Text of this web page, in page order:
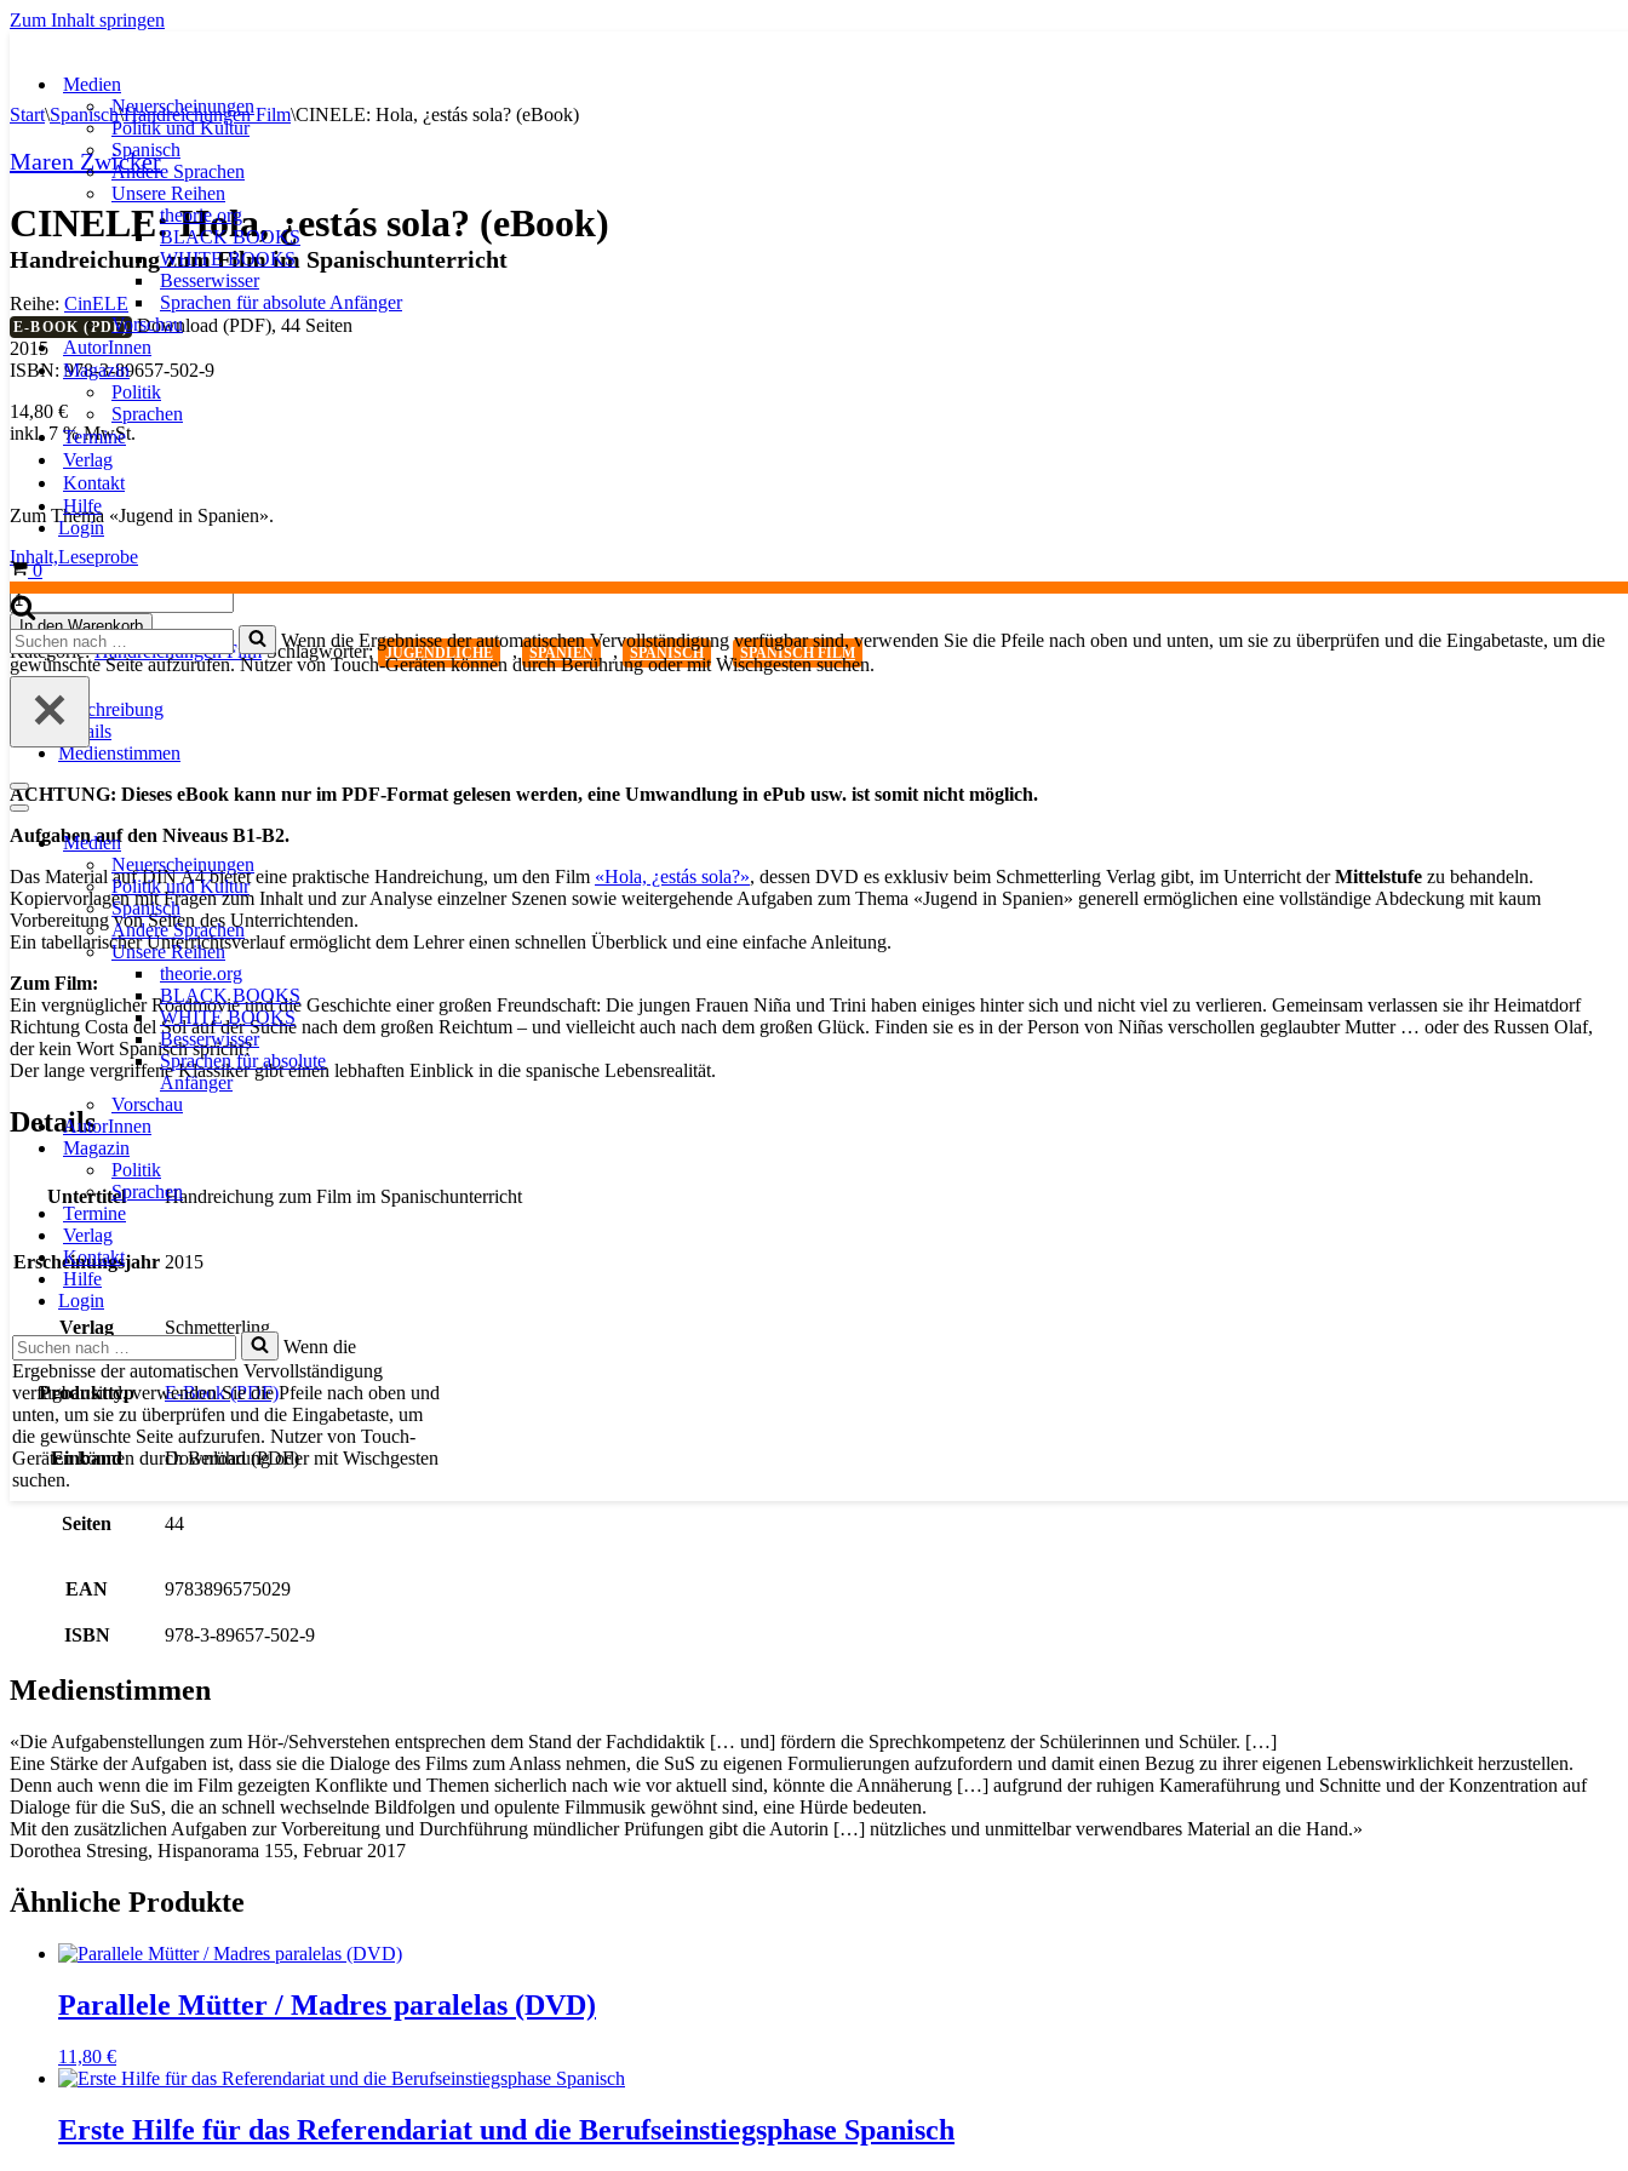
Zum Inhalt springen
Medien
Neuerscheinungen
Politik und Kultur
Spanisch
Andere Sprachen
Unsere Reihen
theorie.org
BLACK BOOKS
WHITE BOOKS
Besserwisser
Sprachen für absolute Anfänger
Vorschau
AutorInnen
Magazin
Politik
Sprachen
Termine
Verlag
Kontakt
Hilfe
Login
Warenkorb
0
Suchen
nach …
Wenn die Ergebnisse der automatischen Vervollständigung verfügbar sind, verwenden Sie die Pfeile nach oben und unten, um sie zu überprüfen und die Eingabetaste, um die
gewünschte Seite aufzurufen. Nutzer von Touch-Geräten können durch Berührung oder mit Wischgesten suchen.
Navigationsmenü
Navigationsmenü
Medien
Neuerscheinungen
Politik und Kultur
Spanisch
Andere Sprachen
Unsere Reihen
theorie.org
BLACK BOOKS
WHITE BOOKS
Besserwisser
Sprachen für absolute
Anfänger
Vorschau
AutorInnen
Magazin
Politik
Sprachen
Termine
Verlag
Kontakt
Hilfe
Login
Suchen
nach …
Wenn die
Ergebnisse der automatischen Vervollständigung
verfügbar sind, verwenden Sie die Pfeile nach oben und
unten, um sie zu überprüfen und die Eingabetaste, um
die gewünschte Seite aufzurufen. Nutzer von Touch-
Geräten können durch Berührung oder mit Wischgesten
suchen.
Start\Spanisch\Handreichungen Film\CINELE: Hola, ¿estás sola? (eBook)
Maren Zwicker
CINELE: Hola, ¿estás sola? (eBook)
Handreichung zum Film im Spanischunterricht
Reihe: CinELE
E-BOOK (PDF) Download (PDF), 44 Seiten
2015
ISBN: 978-3-89657-502-9
14,80 €
inkl. 7 % MwSt.
Zum Thema «Jugend in Spanien».
Inhalt,Leseprobe
CINELE:
Hola,
¿estás
sola?
(eBook)
Menge
In den Warenkorb
Kategorie:Handreichungen Film Schlagwörter: JUGENDLICHE , SPANIEN , SPANISCH , SPANISCH FILM
Beschreibung
Details
Medienstimmen
ACHTUNG: Dieses eBook kann nur im PDF-Format gelesen werden, eine Umwandlung in ePub usw. ist somit nicht möglich.
Aufgaben auf den Niveaus B1-B2.
Das Material auf DIN A4 bietet eine praktische Handreichung, um den Film «Hola, ¿estás sola?», dessen DVD es exklusiv beim Schmetterling Verlag gibt, im Unterricht derMittelstufe zu behandeln.
Kopiervorlagen mit Fragen zum Inhalt und zur Analyse einzelner Szenen sowie weitergehende Aufgaben zum Thema «Jugend in Spanien» generell ermöglichen eine vollständige Abdeckung mit kaum
Vorbereitung von Seiten des Unterrichtenden.
Ein tabellarischer Unterrichtsverlauf ermöglicht dem Lehrer einen schnellen Überblick und eine einfache Anleitung.
Zum Film:
Ein vergnüglicher Roadmovie und die Geschichte einer großen Freundschaft: Die jungen Frauen Niña und Trini haben einiges hinter sich und nicht viel zu verlieren. Gemeinsam verlassen sie ihr Heimatdorf
Richtung Costa del Sol auf der Suche nach dem großen Reichtum – und vielleicht auch nach dem großen Glück. Finden sie es in der Person von Niñas verschollen geglaubter Mutter … oder des Russen Olaf,
der kein Wort Spanisch spricht?
Der lange vergriffene Klassiker gibt einen lebhaften Einblick in die spanische Lebensrealität.
Details
Untertitel Handreichung zum Film im Spanischunterricht
Erscheinungsjahr 2015
Verlag Schmetterling
Produkttyp E-Book (PDF)
Einband Download (PDF)
Seiten 44
EAN 9783896575029
ISBN 978-3-89657-502-9
Medienstimmen
«Die Aufgabenstellungen zum Hör-/Sehverstehen entsprechen dem Stand der Fachdidaktik [… und] fördern die Sprechkompetenz der Schülerinnen und Schüler. […]
Eine Stärke der Aufgaben ist, dass sie die Dialoge des Films zum Anlass nehmen, die SuS zu eigenen Formulierungen aufzufordern und damit einen Bezug zu ihrer eigenen Lebenswirklichkeit herzustellen.
Denn auch wenn die im Film gezeigten Konflikte und Themen sicherlich nach wie vor aktuell sind, könnte die Annäherung […] aufgrund der ruhigen Kameraführung und Schnitte und der Konzentration auf
Dialoge für die SuS, die an schnell wechselnde Bildfolgen und opulente Filmmusik gewöhnt sind, eine Hürde bedeuten.
Mit den zusätzlichen Aufgaben zur Vorbereitung und Durchführung mündlicher Prüfungen gibt die Autorin […] nützliches und unmittelbar verwendbares Material an die Hand.»
Dorothea Stresing, Hispanorama 155, Februar 2017
Ähnliche Produkte
Parallele Mütter / Madres paralelas (DVD)
11,80 €
Erste Hilfe für das Referendariat und die Berufseinstiegsphase Spanisch